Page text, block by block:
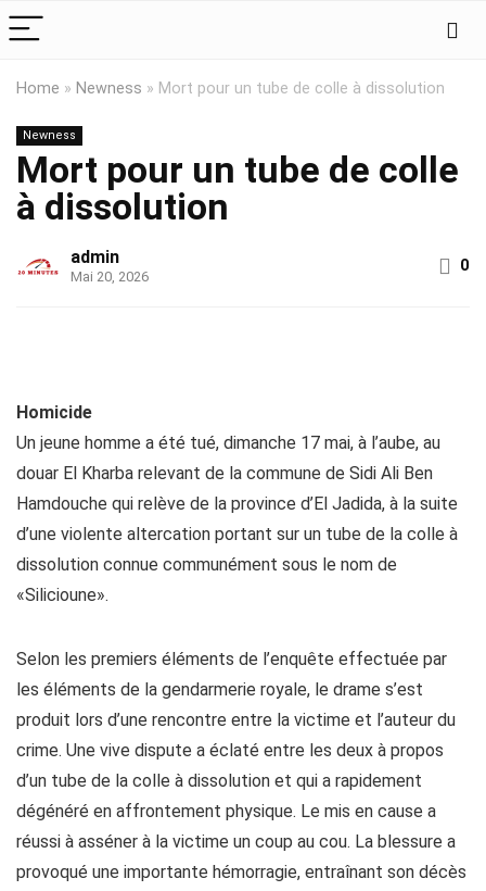
Home » Newness » Mort pour un tube de colle à dissolution
Newness
Mort pour un tube de colle
à dissolution
admin
Mai 20, 2026
0
Homicide
Un jeune homme a été tué, dimanche 17 mai, à l’aube, au
douar El Kharba relevant de la commune de Sidi Ali Ben
Hamdouche qui relève de la province d’El Jadida, à la suite
d’une violente altercation portant sur un tube de la colle à
dissolution connue communément sous le nom de
«Silicioune».
Selon les premiers éléments de l’enquête effectuée par
les éléments de la gendarmerie royale, le drame s’est
produit lors d’une rencontre entre la victime et l’auteur du
crime. Une vive dispute a éclaté entre les deux à propos
d’un tube de la colle à dissolution et qui a rapidement
dégénéré en affrontement physique. Le mis en cause a
réussi à asséner à la victime un coup au cou. La blessure a
provoqué une importante hémorragie, entraînant son décès